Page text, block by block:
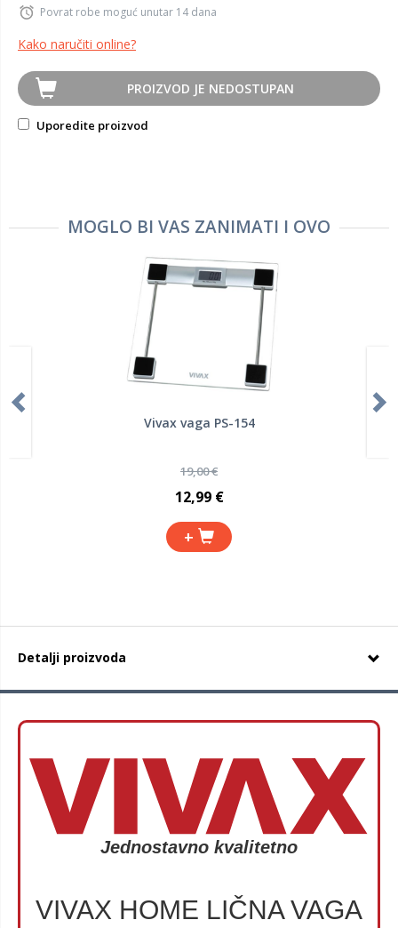
Povrat robe moguć unutar 14 dana
Kako naručiti online?
PROIZVOD JE NEDOSTUPAN
Uporedite proizvod
MOGLO BI VAS ZANIMATI I OVO
Vivax vaga PS-154
19,00 €
12,99 €
+
Detalji proizvoda
Jednostavno kvalitetno
VIVAX HOME LIČNA VAGA